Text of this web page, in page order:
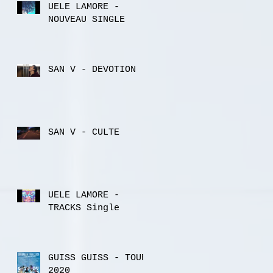
UELE LAMORE -
NOUVEAU SINGLE
SAN V - DEVOTION
SAN V - CULTE
UELE LAMORE -
TRACKS Single
GUISS GUISS - TOUR
2020